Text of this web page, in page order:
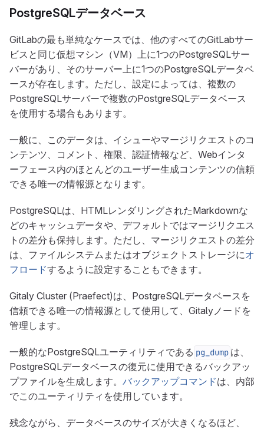
PostgreSQLデータベース
GitLabの最も単純なケースでは、他のすべてのGitLabサー
ビスと同じ仮想マシン（VM）上に1つのPostgreSQLサー
バーがあり、そのサーバー上に1つのPostgreSQLデータベ
ースが存在します。ただし、設定によっては、複数の
PostgreSQLサーバーで複数のPostgreSQLデータベース
を使用する場合もあります。
一般に、このデータは、イシューやマージリクエストのコ
ンテンツ、コメント、権限、認証情報など、Webインタ
ーフェース内のほとんどのユーザー生成コンテンツの信頼
できる唯一の情報源となります。
PostgreSQLは、HTMLレンダリングされたMarkdownな
どのキャッシュデータや、デフォルトではマージリクエス
トの差分も保持します。ただし、マージリクエストの差分
は、ファイルシステムまたはオブジェクトストレージにオ
フロードするように設定することもできます。
Gitaly Cluster (Praefect)は、PostgreSQLデータベースを
信頼できる唯一の情報源として使用して、Gitalyノードを
管理します。
一般的なPostgreSQLユーティリティである pg_dump は、
PostgreSQLデータベースの復元に使用できるバックアッ
プファイルを生成します。 バックアップコマンドは、内部
でこのユーティリティを使用しています。
残念ながら、データベースのサイズが大きくなるほど、